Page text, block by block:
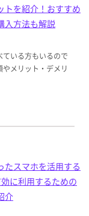
トを紹介！おすすめ
入方法も解説
いる方もいるので
メリット・デメリ
たスマホを活用する
に利用するための
介